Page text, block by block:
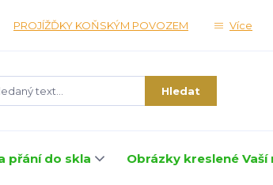
PROJÍŽĎKY KOŇSKÝM POVOZEM Více
Hledat
přání do skla Obrázky kreslené Vaší